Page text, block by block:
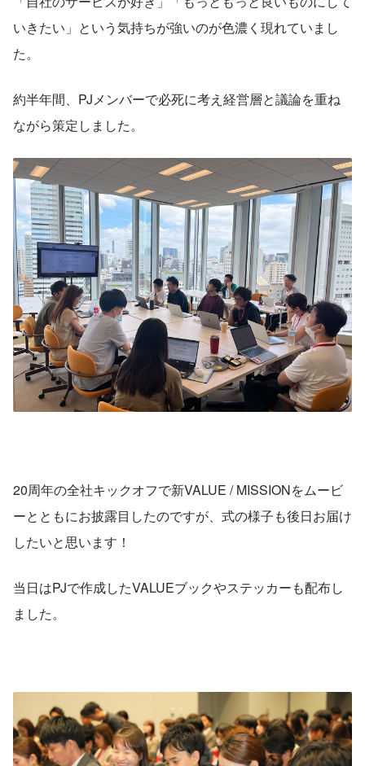
いきたい」という気持ちが強いのが色濃く現れていまし
た。
約半年間、PJメンバーで必死に考え経営層と議論を重ね
ながら策定しました。
20周年の全社キックオフで新VALUE / MISSIONをムービ
ーとともにお披露目したのですが、式の様子も後日お届け
したいと思います！
当日はPJで作成したVALUEブックやステッカーも配布し
ました。